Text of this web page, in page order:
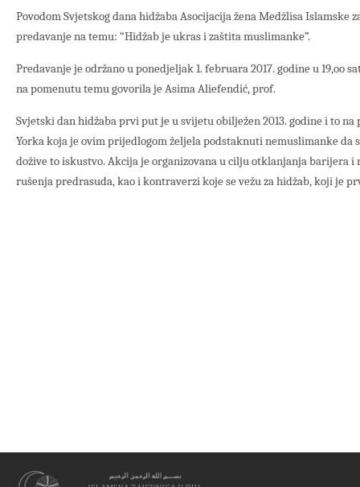
Povodom Svjetskog dana hidžaba Asocijacija žena Medžlisa Islamske
predavanje na temu: “Hidžab je ukras i zaštita muslimanke”.
Predavanje je održano u ponedjeljak 1. februara 2017. godine u 19,oo
na pomenutu temu govorila je Asima Aliefendić, prof.
Svjetski dan hidžaba prvi put je u svijetu obilježen 2013. godine i to
Yorka koja je ovim prijedlogom željela podstaknuti nemuslimanke da
dožive to iskustvo. Akcija je organizovana u cilju otklanjanja barijera
rušenja predrasuda, kao i kontraverzi koje se vežu za hidžab, koji je